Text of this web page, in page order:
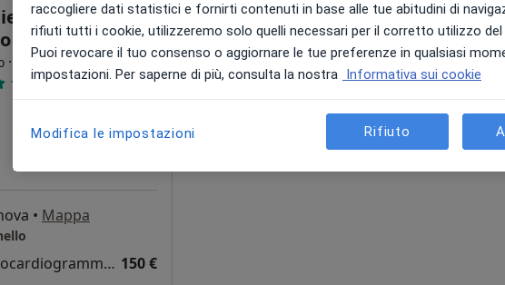
Filippo
· Altro
185 recensioni
• Mappa
Visita cardiologica + elettrocardiogramma (ECG) 150 €
Oggi
7 Ago
Domani
8 Ago
Dom,
9 Ago
Lun,
10 Ago
Chiedi di attivare le prenotazioni
raccogliere dati statistici e fornirti contenuti in base alle tue abitudini di
rifiuti tutti i cookie, utilizzeremo solo quelli necessari per il corretto utilizzo
Puoi revocare il tuo consenso o aggiornare le tue preferenze in qualsiasi
impostazioni. Per saperne di più, consulta la nostra
Informativa sui cookie
Modifica le impostazioni Rifiuto